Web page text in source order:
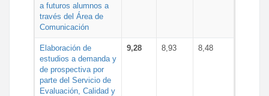
a futuros alumnos a
través del Área de
Comunicación
Elaboración de
estudios a demanda y
de prospectiva por
parte del Servicio de
Evaluación, Calidad y
9,28 8,93 8,48